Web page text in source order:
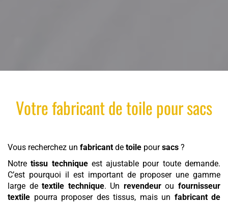
Votrefabricantdetoilepoursacs
Vous recherchez un fabricant de toile poursacs ?
Notretissu techniqueest ajustable pour toute demande.
C’est pourquoi il est important de proposer une gamme
large detextile technique. Un revendeuroufournisseur
textile pourra proposer des tissus, mais un fabricant de